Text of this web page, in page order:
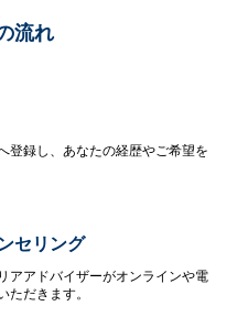
流れ
登録し、あなたの経歴やご希望を
セリング
アアドバイザーがオンラインや電
ただきます。